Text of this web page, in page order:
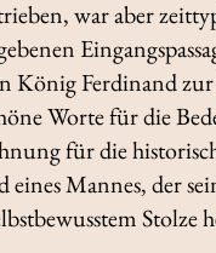
war aber
König Ferdinand zur
Worte für die
für die
eines Mannes, der
Stolze